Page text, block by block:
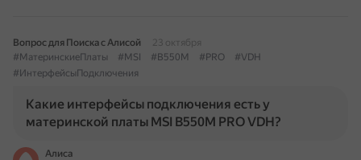
Вопрос для Поиска с Алисой
23 октября
#МатеринскиеПлаты
#MSI #B550M #PRO
#VDH
#ИнтерфейсыПодключения
Какие интерфейсы подключения есть у
материнской платы MSI B550M PRO VDH?
Алиса